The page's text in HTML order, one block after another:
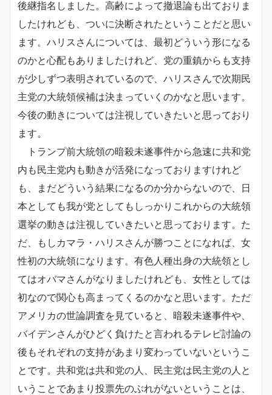
後継指名しました。高齢によって撤退論も出ておりま
したけれども、ついに決断されたということだと思い
ます。ハリスさんについては、最初どういう形になる
のかと心配もありましたけれど、党の重鎮からも支持
が少しずつ表明されているので、ハリスさんで次期民
主党の大統領候補は決まっていくのかなと思います。
今後の動きについては注視していきたいと思っており
ます。
トランプ前大統領の暗殺未遂事件から急速に共和党
内も民主党内も動きが活発になっておりますけれど
も、まだどういう結果になるのか分からないので、日
本としても我が党としてもしっかりこれからの大統領
選挙の動きは注視していきたいと思っております。た
だ、もしカマラ・ハリスさんが勝つことになれば、女
性初の大統領になります。有色人種出身の大統領とし
てはオバマさんがなりましたけれども、女性としては
初なので関心も高まってくるのかなと思います。ただ
アメリカの世論調査を見ていると、暗殺未遂事件や、
バイデンさんがひどく負けたと言われるテレビ討論の
後もそれぞれの支持があまり変わっていないというこ
とです。共和党は共和党の人、民主党は民主党の人と
いうことであまり投票先のぶれがないということは、